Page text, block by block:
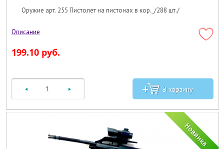
Оружие арт. 255 Пистолет на пистонах в кор._/288 шт./
199.10 руб.